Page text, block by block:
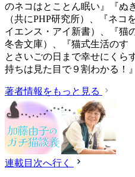
のネコはとことん眠い』『ぬ
（共にPHP研究所）、『ネコ
イエンス・アイ新書）、『猫
冬舎文庫）、『猫式生活のす
とさいごの日まで幸せにくら
持ちは見た目で９割わかる！
著者情報をもっと見る
連載目次へ行く